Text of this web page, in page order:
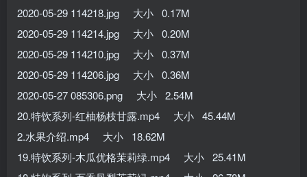
2020-05-29 114218.jpg 大小 0.17M
2020-05-29 114214.jpg 大小 0.20M
2020-05-29 114210.jpg 大小 0.37M
2020-05-29 114206.jpg 大小 0.36M
2020-05-27 085306.png 大小 2.54M
20.特饮系列-红柚杨枝甘露.mp4 大小 45.44M
2.水果介绍.mp4 大小 18.62M
19.特饮系列-木瓜优格茉莉绿.mp4 大小 25.41M